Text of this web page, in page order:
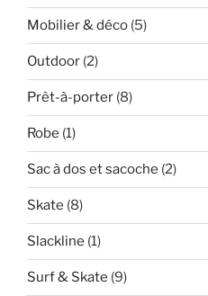
Mobilier & déco (5)
Outdoor (2)
Prêt-à-porter (8)
Robe (1)
Sac à dos et sacoche (2)
Skate (8)
Slackline (1)
Surf & Skate (9)